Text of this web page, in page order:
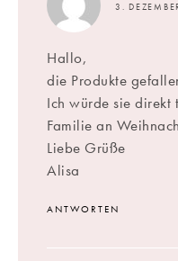
3.
Hallo,
die Produkte
Ich würde sie direkt
Familie an
Liebe Grüße
Alisa
ANTWORTEN